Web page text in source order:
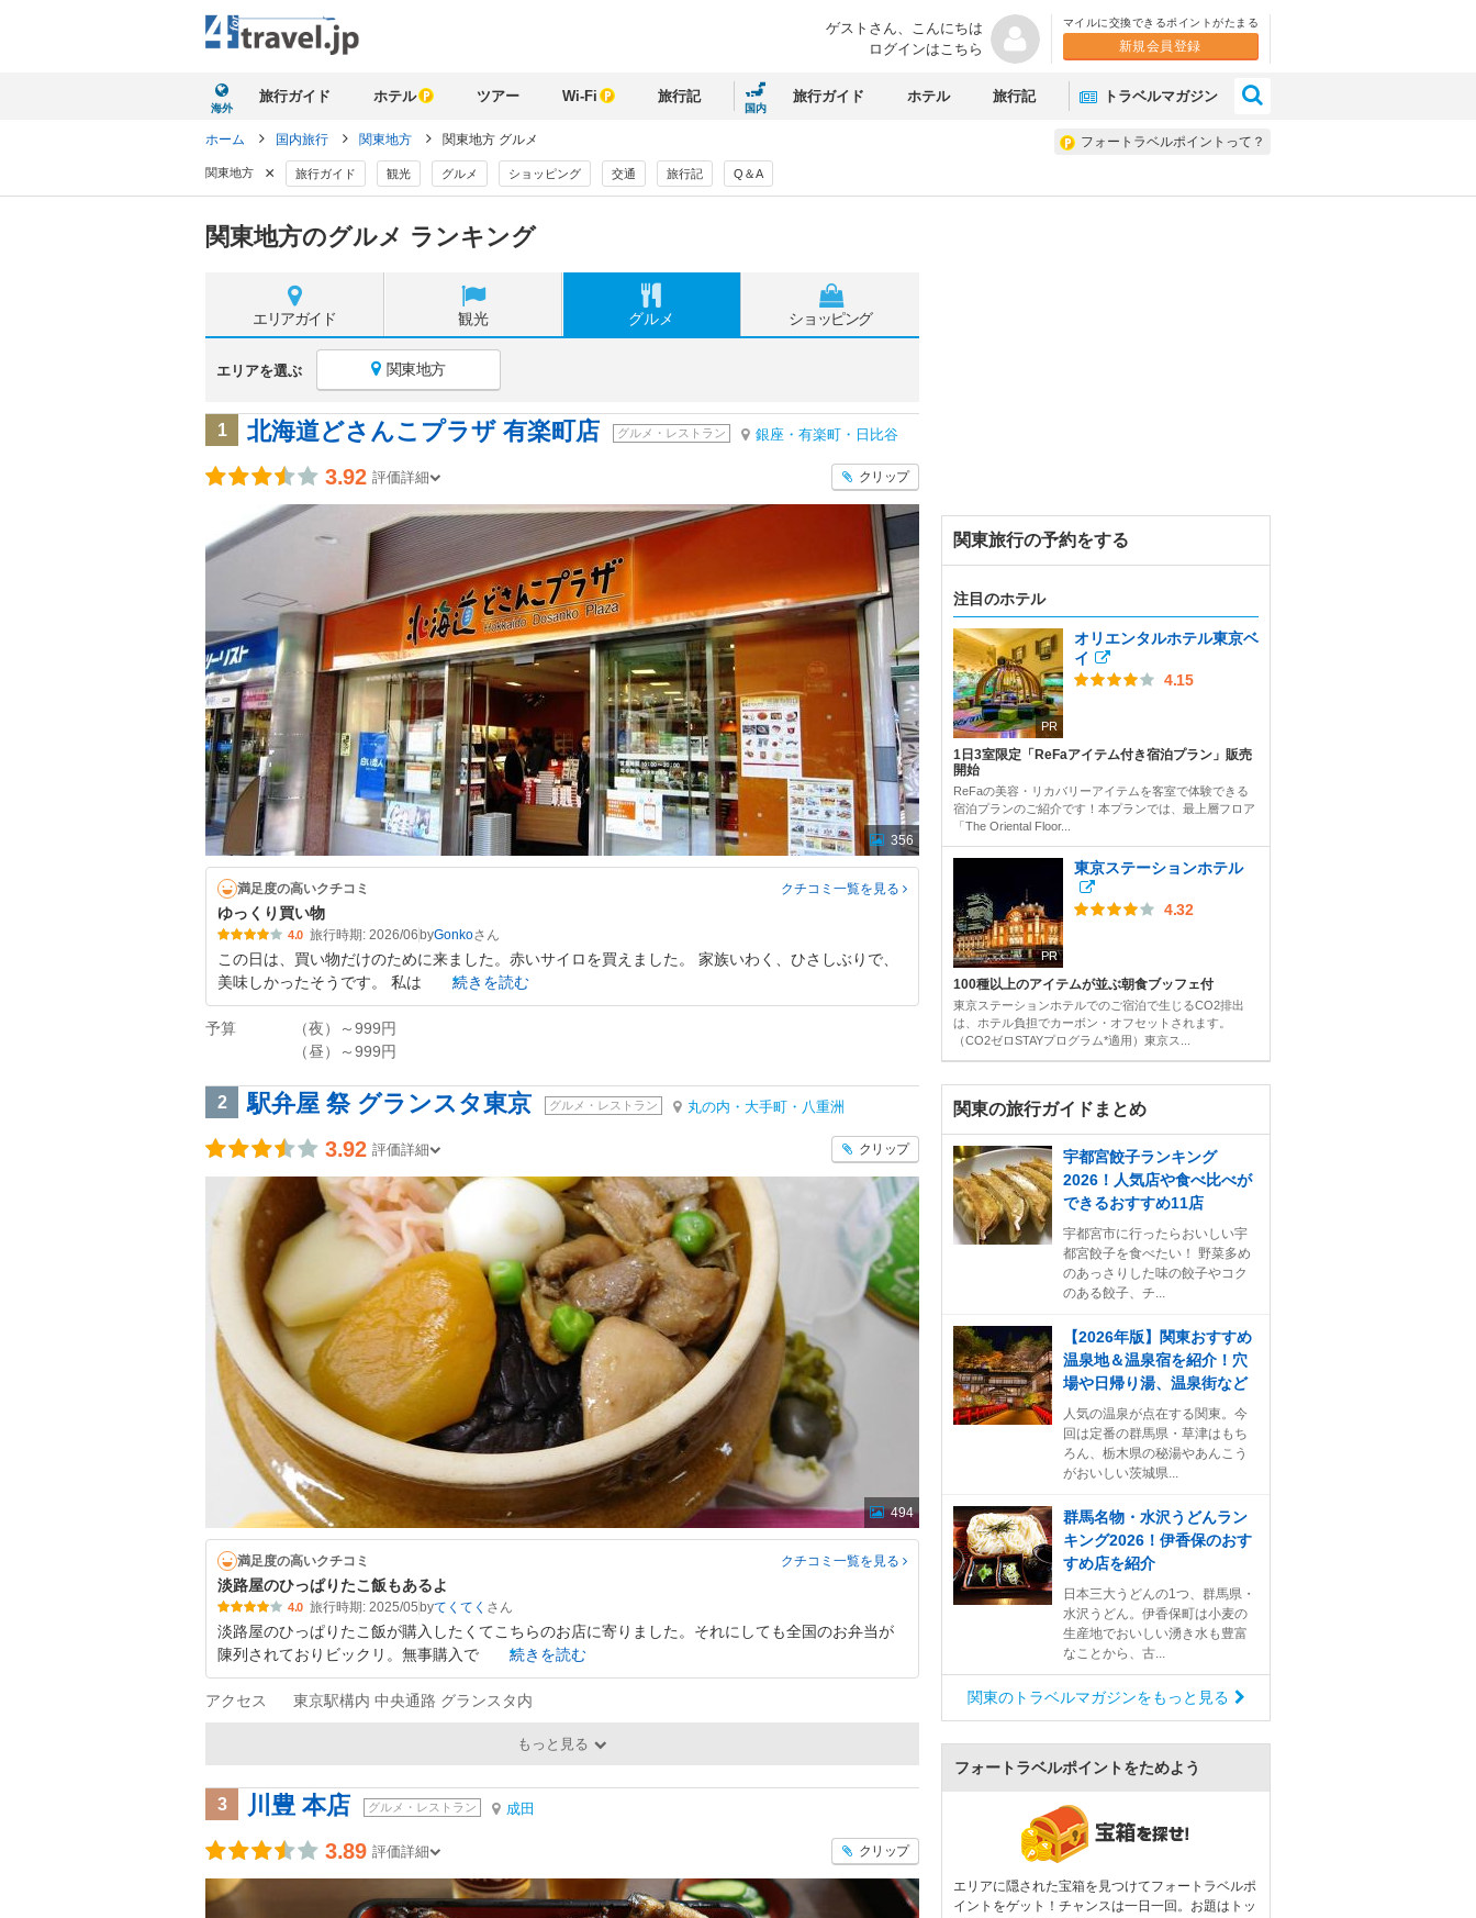
ゲストさん、 こんにちは
ログインはこちら
マイルに交換できるポイントがたまる
新規会員登録
海外
旅行ガイド ホテル ツアー Wi-Fi 旅行記
国内
旅行ガイド ホテル 旅行記 トラベルマガジン
フォートラベルポイントって？
ホーム 国内旅行 関東地方 関東地方 グルメ
関東地方 × 旅行ガイド 観光 グルメ ショッピング 交通 旅行記 Q＆A
関東地方のグルメ ランキング
エリアガイド 観光 グルメ ショッピング
エリアを選ぶ 関東地方
1 北海道どさんこプラザ 有楽町店 グルメ・レストラン 銀座・有楽町・日比谷
3.92 評価詳細 クリップ
356
満足度の高いクチコミ クチコミ一覧を見る
ゆっくり買い物
4.0 旅行時期: 2026/06 byGonko
この日は、買い物だけのために来ました。赤いサイロを買えました。 家族いわく、ひさしぶりで、
美味しかったそうです。 私は
続きを読む
予算
（夜）～999円
（昼）～999円
2 駅弁屋 祭 グランスタ東京 グルメ・レストラン 丸の内・大手町・八重洲
3.92 評価詳細 クリップ
494
満足度の高いクチコミ クチコミ一覧を見る
淡路屋のひっぱりたこ飯もあるよ
4.0 旅行時期: 2025/05 byてくてく
淡路屋のひっぱりたこ飯が購入したくてこちらのお店に寄りました。それにしても全国のお弁当が
陳列されておりビックリ。無事購入で
続きを読む
アクセス 東京駅構内 中央通路 グランスタ内
もっと見る
3 川豊 本店 グルメ・レストラン 成田
3.89 評価詳細 クリップ
関東旅行の予約をする
注目のホテル
PR
オリエンタルホテル東京ベ
イ
4.15
1日3室限定「ReFaアイテム付き宿泊プラン」販売
開始
ReFaの美容・リカバリーアイテムを客室で体験できる
宿泊プランのご紹介です！本プランでは、最上層フロア
「The Oriental Floor...
PR
東京ステーションホテル
4.32
100種以上のアイテムが並ぶ朝食ブッフェ付
東京ステーションホテルでのご宿泊で生じるCO2排出
は、ホテル負担でカーボン・オフセットされます。
（CO2ゼロSTAYプログラム*適用）東京ス...
関東の旅行ガイドまとめ
宇都宮餃子ランキング
2026！人気店や食べ比べが
できるおすすめ11店
宇都宮市に行ったらおいしい宇
都宮餃子を食べたい！ 野菜多め
のあっさりした味の餃子やコク
のある餃子、チ...
【2026年版】関東おすすめ
温泉地＆温泉宿を紹介！穴
場や日帰り湯、温泉街など
人気の温泉が点在する関東。今
回は定番の群馬県・草津はもち
ろん、栃木県の秘湯やあんこう
がおいしい茨城県...
群馬名物・水沢うどんラン
キング2026！伊香保のおす
すめ店を紹介
日本三大うどんの1つ、群馬県・
水沢うどん。伊香保町は小麦の
生産地でおいしい湧き水も豊富
なことから、古...
関東のトラベルマガジンをもっと見る
フォートラベルポイントをためよう
エリアに隠された宝箱を見つけてフォートラベルポ
イントをゲット！チャンスは一日一回。お題はトッ